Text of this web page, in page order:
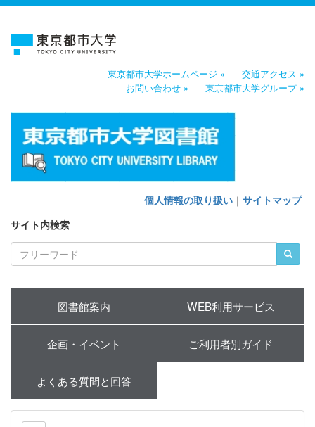
東京都市大学ホームページ »
交通アクセス »
お問い合わせ »
東京都市大学グループ »
個人情報の取り扱い ｜ サイトマップ
サイト内検索
図書館案内 WEB利用サービス
企画・イベント ご利用者別ガイド
よくある質問と回答